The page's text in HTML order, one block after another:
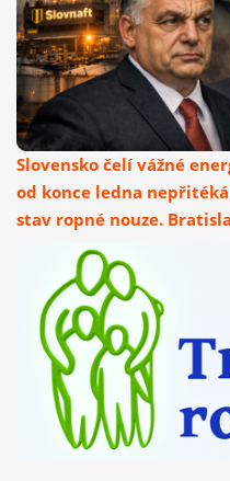
Slovensko čelí vážné
od konce ledna
stav ropné nouze.